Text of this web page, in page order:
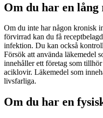
Om du har en
Om du inte har någon kronisk
förvirrad kan du få
infektion. Du kan också
Försök att använda läkemedel
innehåller ett företag som
aciklovir. Läkemedel som
livsfarliga.
Om du har en